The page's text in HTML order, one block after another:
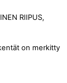
RIIPUS,
on merkitty